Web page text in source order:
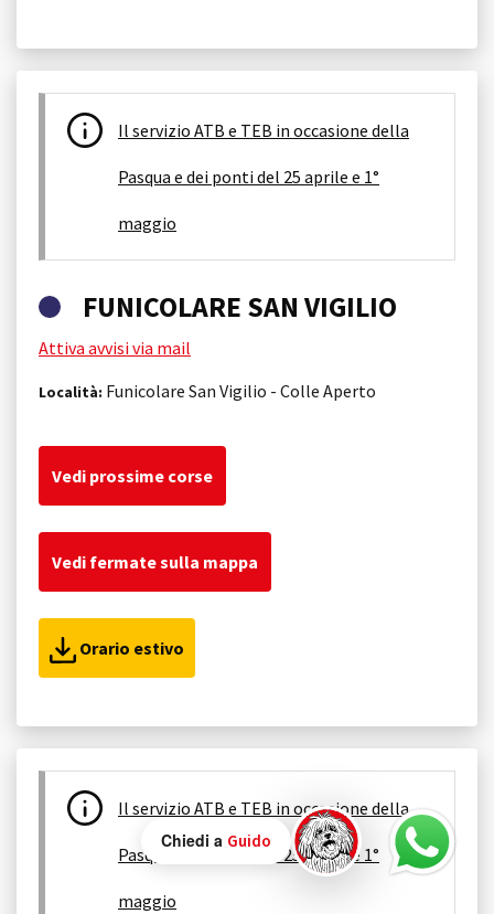
Il servizio ATB e TEB in occasione della
Pasqua e dei ponti del 25 aprile e 1°
maggio
FUNICOLARE SAN VIGILIO
Attiva avvisi via mail
Località: Funicolare San Vigilio - Colle Aperto
Vedi prossime corse
Vedi fermate sulla mappa
Orario estivo
Il servizio ATB e TEB in occasione della
Pasqua e dei ponti del 25 aprile e 1°
maggio
Chiedi a Guido